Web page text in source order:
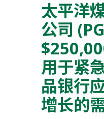
太平洋
公司
用于紧
品银行
增长的